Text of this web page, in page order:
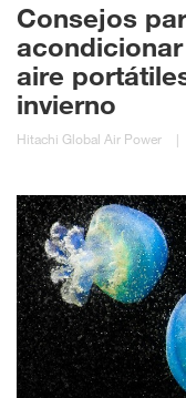
Consejos
aire
invierno
Hitachi Global Air Power |